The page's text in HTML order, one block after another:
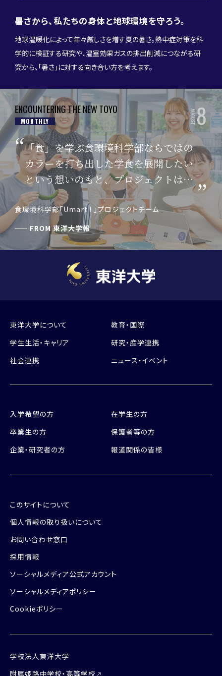
暑さから、私たちの身体と地球環境を守ろう。
地球温暖化によって年々厳しさを増す夏の暑さ。熱中症対策を科
学的に検証する研究や、温室効果ガスの排出削減につながる研
究から、「暑さ」に対する向き合い方を考えます。
ENCOUNTERING THE NEW TOYO
MONTHLY AUGUST8
「食」を学ぶ食環境科学部ならではの
カラーを打ち出した学食を展開したい
という想いのもと、プロジェクトはス
タートしました。
食環境科学部「Umart ! 」プロジェクトチーム
FROM東洋大学報
東洋大学について
教育・国際
学生生活・キャリア
研究・産学連携
社会連携
ニュース・イベント
入学希望の方
在学生の方
卒業生の方
保護者等の方
企業・研究者の方
報道関係の皆様
このサイトについて
個人情報の取り扱いについて
お問い合わせ窓口
採用情報
ソーシャルメディア公式アカウント
ソーシャルメディアポリシー
Cookieポリシー
学校法人東洋大学
附属姫路中学校・高等学校